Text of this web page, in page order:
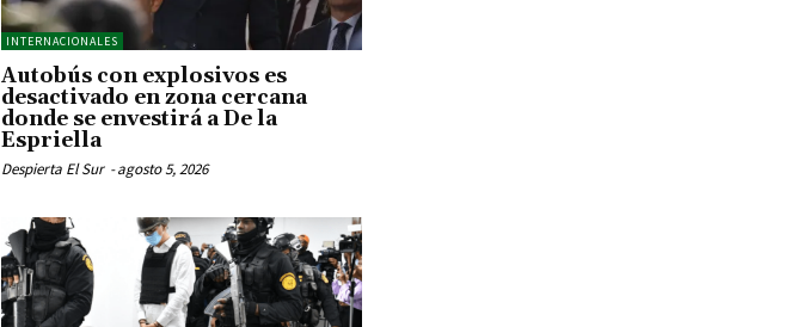
INTERNACIONALES
Autobús con explosivos es
desactivado en zona cercana
donde se envestirá a De la
Espriella
Despierta El Sur -agosto 5, 2026